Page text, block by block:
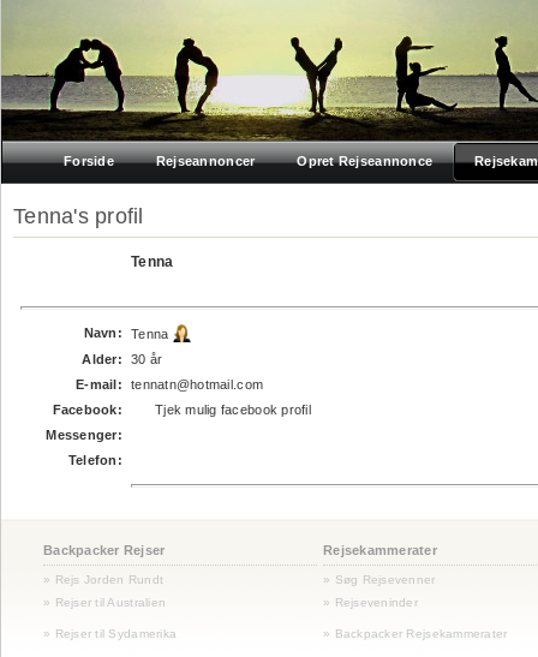
Forside Rejseannoncer Opret Rejseannonce
Tenna's profil
Tenna
Navn:
Tenna
Alder:
30 år
E-mail:
tennatn@hotmail.com
Facebook:
Tjek mulig facebook profil
Messenger:
Telefon:
Backpacker Rejser Rejsekammerater
» Rejs Jorden Rundt
» Søg Rejsevenner
» Rejser til Australien
» Rejseveninder
» Rejser til Sydamerika » Backpacker Rejsekammerater